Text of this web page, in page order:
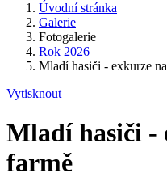
Úvodní stránka
Galerie
Fotogalerie
Rok 2026
Mladí hasiči - exkurze
Vytisknout
Mladí hasiči -
farmě